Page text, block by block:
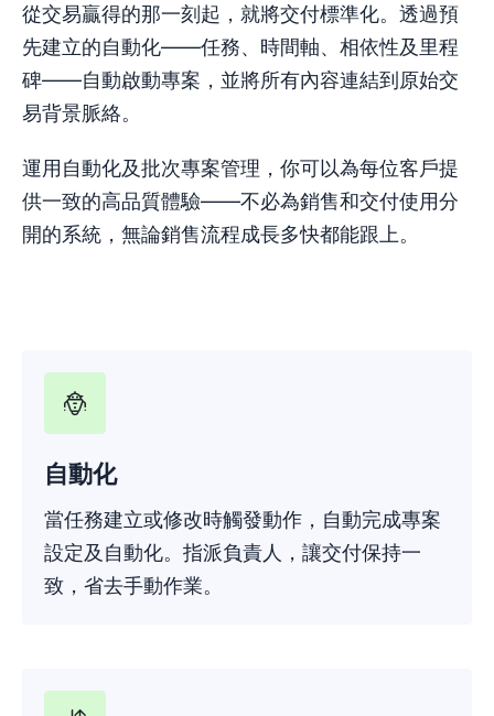
從交易贏得的那一刻起，就將交付標準化。透過預
先建立的自動化——任務、時間軸、相依性及里程
碑——自動啟動專案，並將所有內容連結到原始交
易背景脈絡。
運用自動化及批次專案管理，你可以為每位客戶提
供一致的高品質體驗——不必為銷售和交付使用分
開的系統，無論銷售流程成長多快都能跟上。
自動化
當任務建立或修改時觸發動作，自動完成專案
設定及自動化。指派負責人，讓交付保持一
致，省去手動作業。